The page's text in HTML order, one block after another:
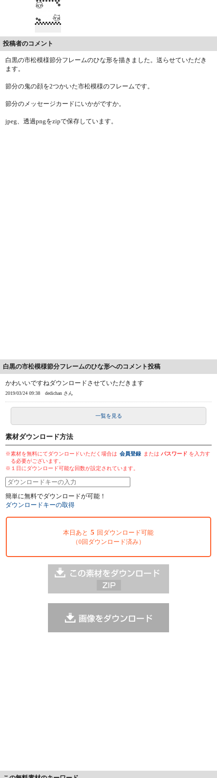
投稿者のコメント
白黒の市松模様節分フレームのひな形を描きました。送らせていただき
ます。
節分の鬼の顔を2つかいた市松模様のフレームです。
節分のメッセージカードにいかがですか。
jpeg、透過pngをzipで保存しています。
白黒の市松模様節分フレームのひな形へのコメント投稿
かわいいですねダウンロードさせていただきます
2019/03/24 09:38 dedichan さん
一覧を見る
素材ダウンロード方法
※素材を無料にてダウンロードいただく場合は 会員登録 またはパスワード を入力す
る必要がございます。
※１日にダウンロード可能な回数が設定されています。
簡単に無料でダウンロードが可能！
ダウンロードキーの取得
本日あと 5 回ダウンロード可能
（0回ダウンロード済み）